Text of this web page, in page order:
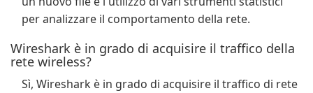
per analizzare il comportamento della rete.
Wireshark è in grado di acquisire il traffico della
rete wireless?
Sì, Wireshark è in grado di acquisire il traffico di rete